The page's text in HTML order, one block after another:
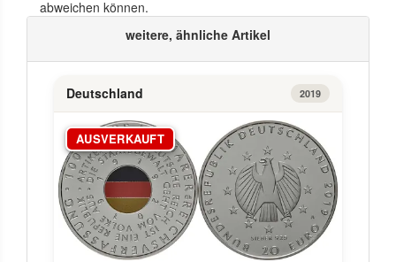
abweichen können.
weitere, ähnliche Artikel
Deutschland 2019
AUSVERKAUFT